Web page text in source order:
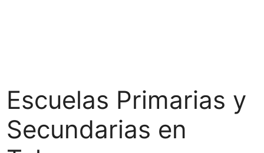
Escuelas Primarias y
Secundarias en